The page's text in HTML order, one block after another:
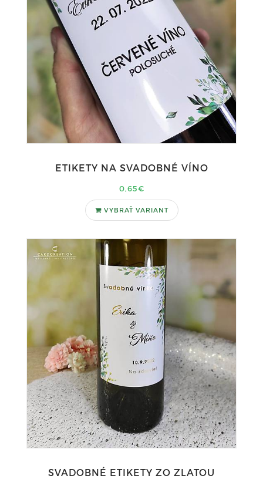
ETIKETY NA SVADOBNÉ VÍNO
0,65€
VYBRAŤ VARIANT
SVADOBNÉ ETIKETY ZO ZLATOU